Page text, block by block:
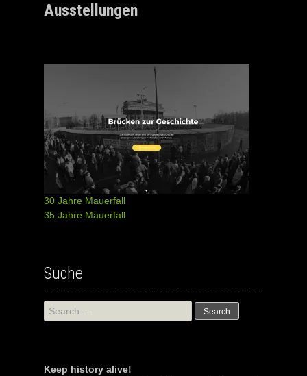
Ausstellungen
30 Jahre Mauerfall
35 Jahre Mauerfall
Suche
Search
for:
Keep history alive!